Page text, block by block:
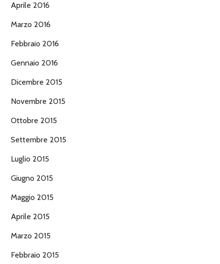
Aprile 2016
Marzo 2016
Febbraio 2016
Gennaio 2016
Dicembre 2015
Novembre 2015
Ottobre 2015
Settembre 2015
Luglio 2015
Giugno 2015
Maggio 2015
Aprile 2015
Marzo 2015
Febbraio 2015